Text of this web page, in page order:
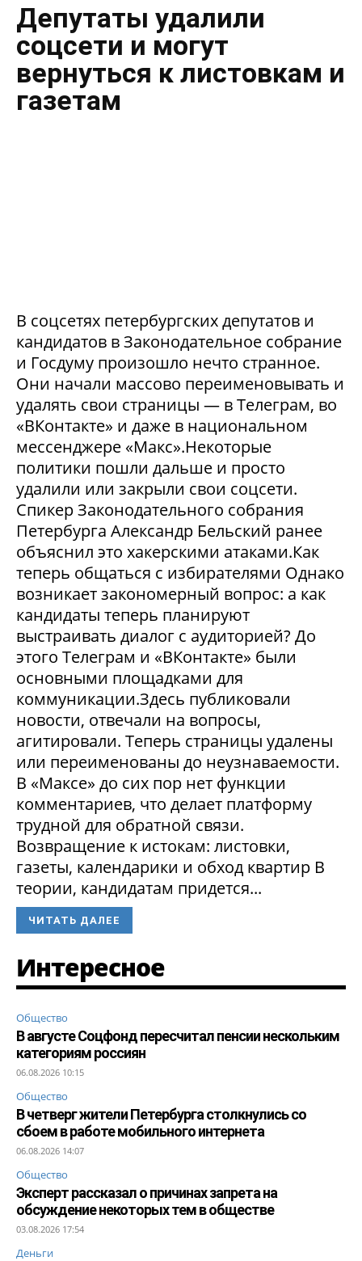
Депутаты удалили
соцсети и могут
вернуться к листовкам и
газетам
В соцсетях петербургских депутатов и
кандидатов в Законодательное собрание
и Госдуму произошло нечто странное.
Они начали массово переименовывать и
удалять свои страницы — в Телеграм, во
«ВКонтакте» и даже в национальном
мессенджере «Макс».Некоторые
политики пошли дальше и просто
удалили или закрыли свои соцсети.
Спикер Законодательного собрания
Петербурга Александр Бельский ранее
объяснил это хакерскими атаками.Как
теперь общаться с избирателями Однако
возникает закономерный вопрос: а как
кандидаты теперь планируют
выстраивать диалог с аудиторией? До
этого Телеграм и «ВКонтакте» были
основными площадками для
коммуникации.Здесь публиковали
новости, отвечали на вопросы,
агитировали. Теперь страницы удалены
или переименованы до неузнаваемости.
В «Максе» до сих пор нет функции
комментариев, что делает платформу
трудной для обратной связи.
Возвращение к истокам: листовки,
газеты, календарики и обход квартир В
теории, кандидатам придется...
ЧИТАТЬ ДАЛЕЕ
Интересное
Общество
В августе Соцфонд пересчитал пенсии нескольким
категориям россиян
06.08.2026 10:15
Общество
В четверг жители Петербурга столкнулись со
сбоем в работе мобильного интернета
06.08.2026 14:07
Общество
Эксперт рассказал о причинах запрета на
обсуждение некоторых тем в обществе
03.08.2026 17:54
Деньги